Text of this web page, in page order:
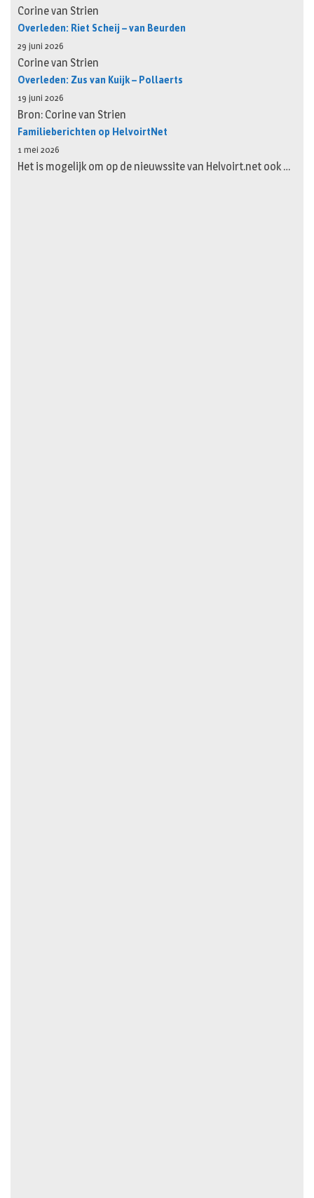
Corine van Strien
Overleden: Riet Scheij – van Beurden
29 juni 2026
Corine van Strien
Overleden: Zus van Kuijk – Pollaerts
19 juni 2026
Bron: Corine van Strien
Familieberichten op HelvoirtNet
1 mei 2026
Het is mogelijk om op de nieuwssite van Helvoirt.net ook …